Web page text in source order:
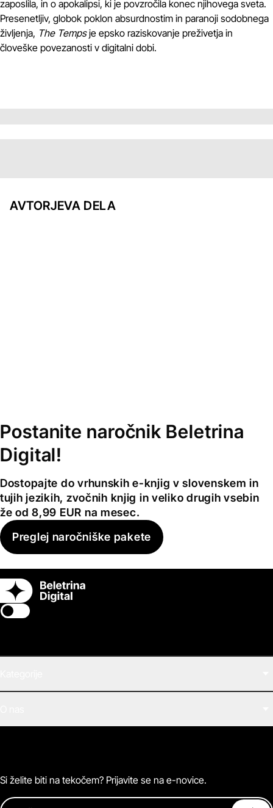
zaposlila, in o apokalipsi, ki je povzročila konec njihovega sveta.
Presenetljiv, globok poklon absurdnostim in paranoji sodobnega
življenja, The Tempsje epsko raziskovanje preživetja in
človeške povezanosti v digitalni dobi.
AVTORJEVA DELA
Postanite naročnik Beletrina
Digital!
Dostopajte do vrhunskih e-knjig v slovenskem in
tujih jezikih, zvočnih knjig in veliko drugih vsebin
že od 8,99 EUR na mesec.
Preglej naročniške pakete
Switch theme
Zvočne knjige
Kontaktirajte nas
Si želite biti na tekočem? Prijavite se na e-novice.